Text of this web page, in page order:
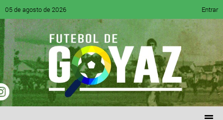
05 de agosto de 2026 Entrar